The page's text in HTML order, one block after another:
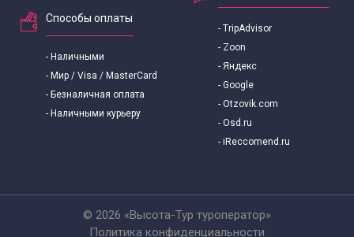
Способы оплаты
- Наличными
- Мир / Visa / MasterCard
- Безналичная оплата
- Наличными курьеру
- TripAdvisor
- Zoon
- Яндекс
- Google
- Otzovik.com
- Osd.ru
- iReccomend.ru
© 2026 «Высота-Тур туроператор»
Политика конфиденциальности